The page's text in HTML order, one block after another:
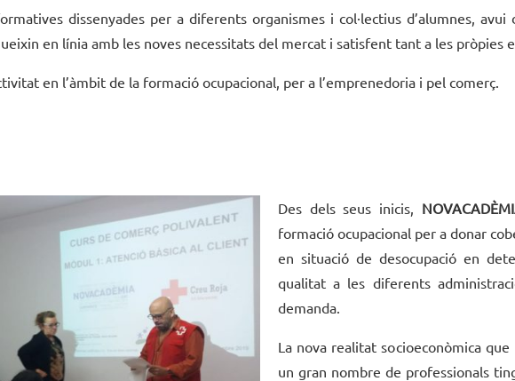
dissenyades per a diferents organismes i col·lectius d’alumnes,
en línia amb les noves necessitats del mercat i satisfent tant a les pròpies
en l’àmbit de la formació ocupacional, per a l’emprenedoria i pel comerç.
Des dels seus inicis,
formació ocupacional per a donar
en situació de desocupació en
qualitat a les diferents
demanda.
La nova realitat socioeconòmica
un gran nombre de professionals